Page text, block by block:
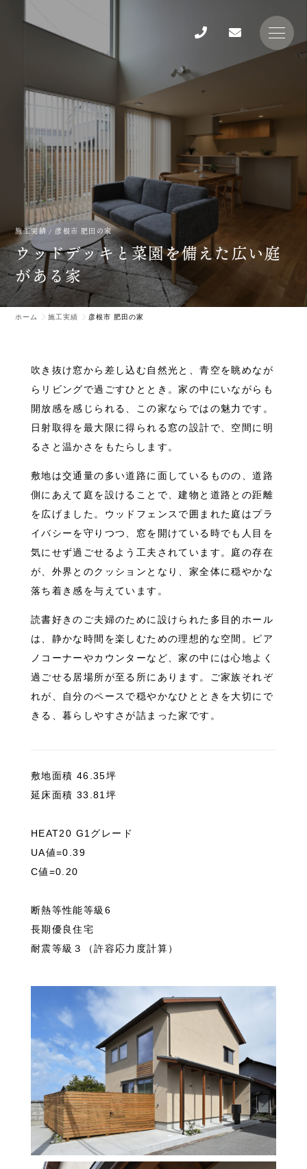
施工実績 / 彦根市 肥田の家
ウッドデッキと菜園を備えた 広い庭
がある家
ホーム 施工実績 彦根市 肥田の家
吹き抜け窓から差し込む自然光と、青空を眺めなが
らリビングで過ごすひととき。家の中にいながらも
開放感を感じられる、この家ならではの魅力です。
日射取得を最大限に得られる窓の設計で、空間に明
るさと温かさをもたらします。
敷地は交通量の多い道路に面しているものの、道路
側にあえて庭を設けることで、建物と道路との距離
を広げました。ウッドフェンスで囲まれた庭はプラ
イバシーを守りつつ、窓を開けている時でも人目を
気にせず過ごせるよう工夫されています。庭の存在
が、外界とのクッションとなり、家全体に穏やかな
落ち着き感を与えています。
読書好きのご夫婦のために設けられた多目的ホール
は、静かな時間を楽しむための理想的な空間。ピア
ノコーナーやカウンターなど、家の中には心地よく
過ごせる居場所が至る所にあります。ご家族それぞ
れが、自分のペースで穏やかなひとときを大切にで
きる、暮らしやすさが詰まった家です。
敷地面積 46.35坪
延床面積 33.81坪
HEAT20 G1グレード
UA値=0.39
C値=0.20
断熱等性能等級6
長期優良住宅
耐震等級３（許容応力度計算）